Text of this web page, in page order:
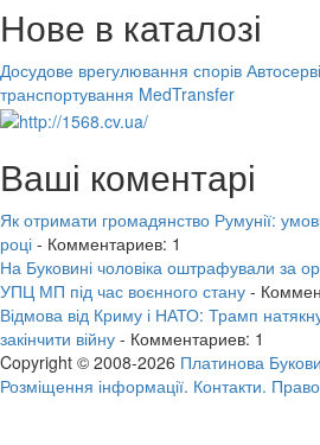
Нове в каталозі
Досудове врегулювання спорів
транспортування MedTransfer
Ваші коментарі
Як отримати громадянство Румунії:
році - Комментариев: 1
На Буковині чоловіка оштрафували за
УПЦ МП під час воєнного стану -
Відмова від Криму і НАТО: Трамп
закінчити війну - Комментариев: 1
Copyright © 2008-2026 Платинова
Розміщення інформації. Контакти.